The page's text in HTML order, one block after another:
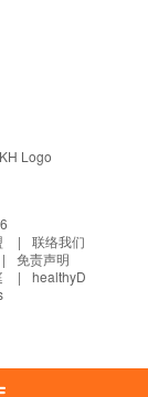
联络我们
免责声明
healthyD